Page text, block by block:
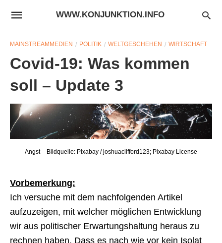
WWW.KONJUNKTION.INFO
MAINSTREAMMEDIEN POLITIK WELTGESCHEHEN WIRTSCHAFT
Covid-19: Was kommen
soll – Update 3
Angst – Bildquelle: Pixabay / joshuaclifford123; Pixabay License
Vorbemerkung:
Ich versuche mit dem nachfolgenden Artikel
aufzuzeigen, mit welcher möglichen Entwicklung
wir aus politischer Erwartungshaltung heraus zu
rechnen haben. Dass es nach wie vor kein Isolat